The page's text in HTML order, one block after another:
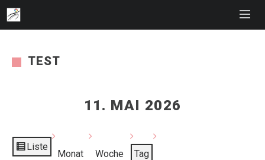
TEST
11. MAI 2026
Ansicht
Liste
Monat Woche Tag